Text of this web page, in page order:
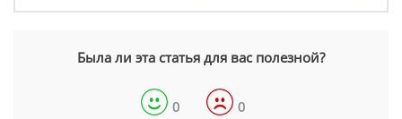
Была ли эта статья для вас полезной?
0 0